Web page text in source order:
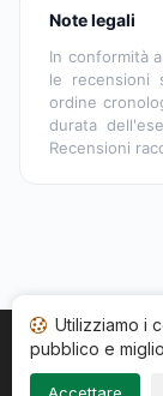
Note legali
In conformità
le recensioni
ordine
durata
Recensioni
Home Stato
Utilizziamo i
pubblico e